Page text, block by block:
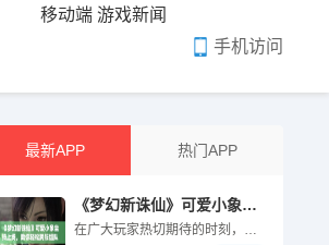
手机访问
移动端 游戏新闻
最新APP 热门APP
《梦幻新诛仙》可爱小象坐骑上线，助你轻松跨服组队冒险
在广大玩家热切期待的时刻，《梦幻新诛仙》再次带来...